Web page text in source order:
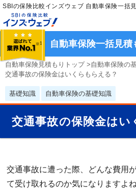
SBIの保険比較インズウェブ 自動車保険一括
自動車保険一括見積
自動車保険見積もりトップ>自動車保険の
交通事故の保険金はいくらもらえる？
基礎知識 自動車保険の基礎知識
交通事故の保険金はい
交通事故に遭った際、どんな費用
て受け取れるのか気になりますよ